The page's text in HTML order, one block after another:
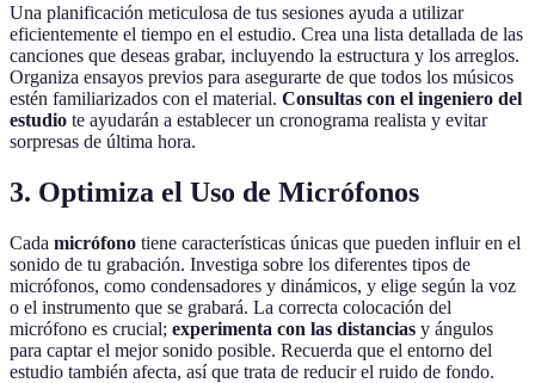
Una planificación meticulosa de tus sesiones ayuda a utilizar
eficientemente el tiempo en el estudio. Crea una lista detallada de las
canciones que deseas grabar, incluyendo la estructura y los arreglos.
Organiza ensayos previos para asegurarte de que todos los músicos
estén familiarizados con el material. Consultas con el ingeniero del
estudio te ayudarán a establecer un cronograma realista y evitar
sorpresas de última hora.
3. Optimiza el Uso de Micrófonos
Cada micrófono tiene características únicas que pueden influir en el
sonido de tu grabación. Investiga sobre los diferentes tipos de
micrófonos, como condensadores y dinámicos, y elige según la voz
o el instrumento que se grabará. La correcta colocación del
micrófono es crucial; experimenta con las distancias y ángulos
para captar el mejor sonido posible. Recuerda que el entorno del
estudio también afecta, así que trata de reducir el ruido de fondo.